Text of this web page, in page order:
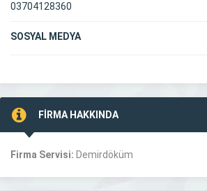
03704128360
SOSYAL MEDYA
FİRMA HAKKINDA
Firma Servisi: Demirdöküm